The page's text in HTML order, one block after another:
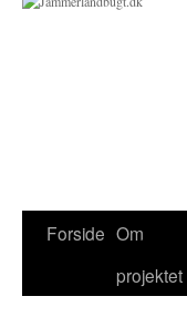
Hop
Forside Om
projektet